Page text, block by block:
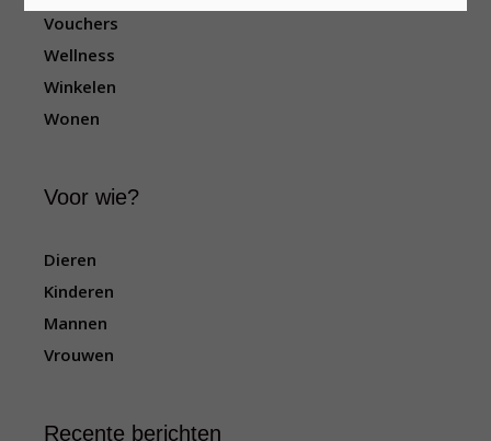
Vouchers
Wellness
Winkelen
Wonen
Voor wie?
Dieren
Kinderen
Mannen
Vrouwen
Recente berichten